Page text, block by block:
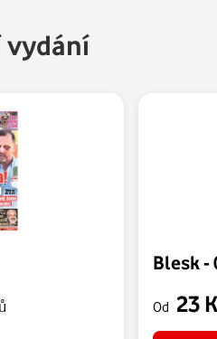
vydání
Blesk -
Od 23